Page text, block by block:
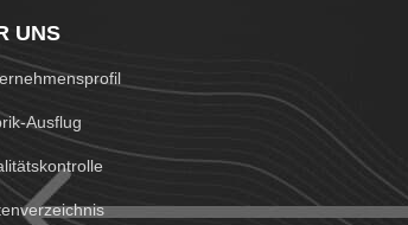
UNS
Ausflug